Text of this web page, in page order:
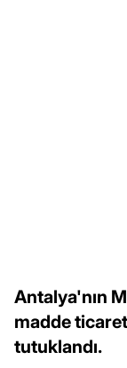
Antalya'nın
madde
tutuklandı.